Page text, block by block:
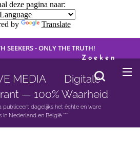
deze pagina naar:
by Translate
SEEKERS - ONLY THE TRUTH!
MEDIA 🟣 Digitale
— 100% Waarheid
publiceert dagelijks het èchte en ware
in Nederland en België ***
Zoeken